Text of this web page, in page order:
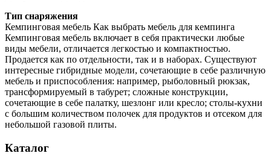
Тип снаряжения
Кемпинговая мебель Как выбрать мебель для кемпинга
Кемпинговая мебель включает в себя практически любые
виды мебели, отличается легкостью и компактностью.
Продается как по отдельности, так и в наборах. Существуют
интересные гибридные модели, сочетающие в себе различную
мебель и приспособления: например, рыболовный рюкзак,
трансформируемый в табурет; сложные конструкции,
сочетающие в себе палатку, шезлонг или кресло; столы-кухни
с большим количеством полочек для продуктов и отсеком для
небольшой газовой плиты.
Каталог